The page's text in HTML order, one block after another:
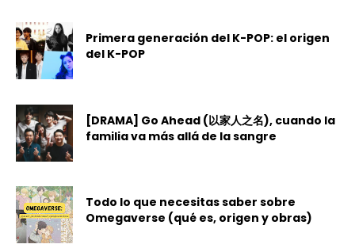
Primera generación del K-POP: el origen
del K-POP
[DRAMA] Go Ahead (以家人之名), cuando la
familia va más allá de la sangre
Todo lo que necesitas saber sobre
Omegaverse (qué es, origen y obras)